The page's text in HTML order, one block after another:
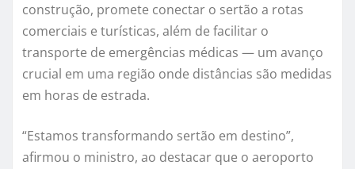
construção, promete conectar o sertão a rotas
comerciais e turísticas, além de facilitar o
transporte de emergências médicas — um avanço
crucial em uma região onde distâncias são medidas
em horas de estrada.
“Estamos transformando sertão em destino”,
afirmou o ministro, ao destacar que o aeroporto